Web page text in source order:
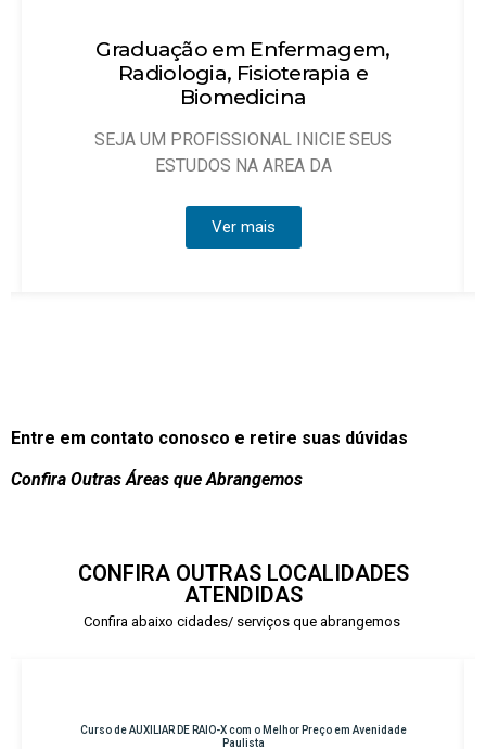
Técnico em Enfermagem
Objetivo: Habilitar técnicos de
Entre em contato conosco e retire suas dúvidas
Confira Outras Áreas que Abrangemos
CONFIRA OUTRAS LOCALIDADES
ATENDIDAS
Confira abaixo cidades/ serviços que abrangemos
com o Melhor Preço em Avenidade
Curso de INSTRUMENTAÇÃO